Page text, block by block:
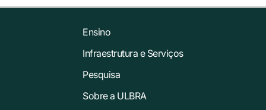
Ensino
Infraestrutura e Serviços
Pesquisa
Sobre a ULBRA